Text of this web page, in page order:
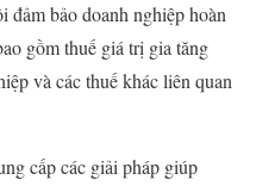
đảm bảo doanh nghiệp hoàn
gồm thuế giá trị gia tăng
và các thuế khác liên quan
cấp các giải pháp giúp